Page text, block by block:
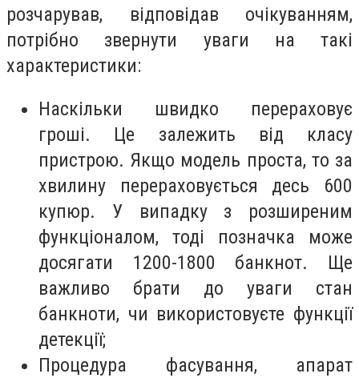
розчарував, відповідав очікуванням,
потрібно звернути уваги на такі
характеристики:
Наскільки швидко перераховує
гроші. Це залежить від класу
пристрою. Якщо модель проста, то за
хвилину перераховується десь 600
купюр. У випадку з розширеним
функціоналом, тоді позначка може
досягати 1200-1800 банкнот. Ще
важливо брати до уваги стан
банкноти, чи використовуєте функції
детекції;
Процедура фасування, апарат